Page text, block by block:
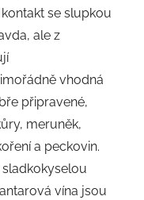
se slupkou
ale z
vhodná
připravené,
meruněk,
a peckovin.
vína jsou